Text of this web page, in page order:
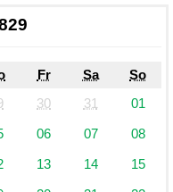
Fr Sa
So
30 31
01
06 07
08
13 14
15